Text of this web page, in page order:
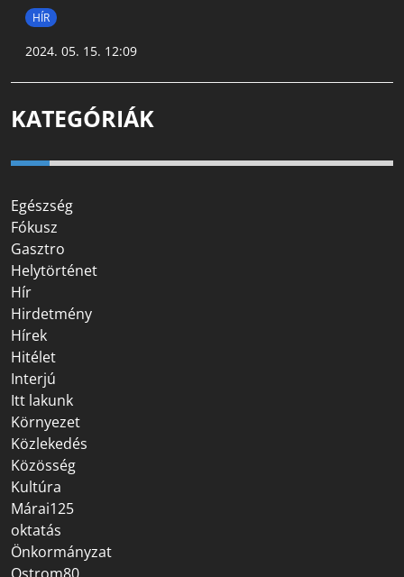
HÍR
2024. 05. 15. 12:09
KATEGÓRIÁK
Egészség
Fókusz
Gasztro
Helytörténet
Hír
Hirdetmény
Hírek
Hitélet
Interjú
Itt lakunk
Környezet
Közlekedés
Közösség
Kultúra
Márai125
oktatás
Önkormányzat